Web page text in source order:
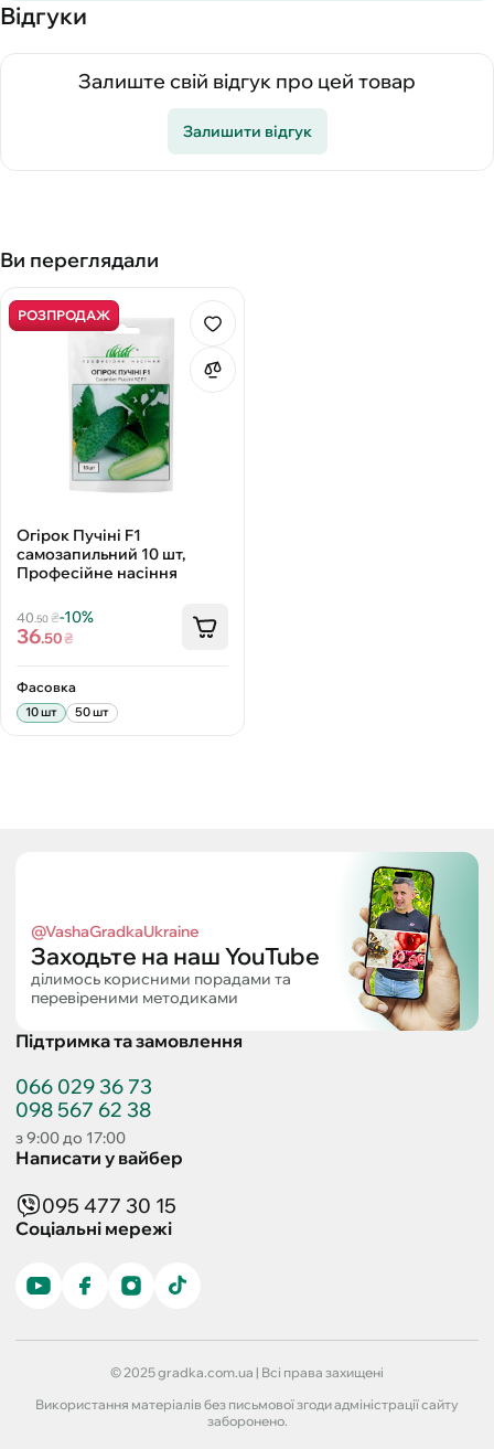
Відгуки
Залиште свій відгук про цей товар
Залишити відгук
Ви переглядали
РОЗПРОДАЖ
Огірок Пучіні F1
самозапильний 10 шт,
Професійне насіння
40 .50₴-10%
36.50₴
Фасовка
10 шт 50 шт
@VashaGradkaUkraine
Заходьте на наш YouTube
ділимось корисними порадами та
перевіреними методиками
Підтримка та замовлення
066 029 36 73
098 567 62 38
з 9:00 до 17:00
Написати у вайбер
095 477 30 15
Соціальні мережі
© 2025 gradka.com.ua | Всі права захищені
Використання матеріалів без письмової згоди адміністрації сайту
заборонено.